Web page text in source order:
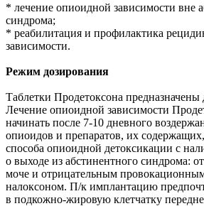
* лечение опиоидной зависимости вне
синдрома;
* реабилитация и профилактика
зависимости.
Режим дозирования
Таблетки Продетоксона
Лечение опиоидной зависимости
начинать после 7-10 дневного
опиоидов и препаратов, их
способа опиоидной детоксикации с
о выходе из абстинентного синдрома:
моче и отрицательным
налоксоном. П/к имплантацию
в подкожно-жировую клетчатку